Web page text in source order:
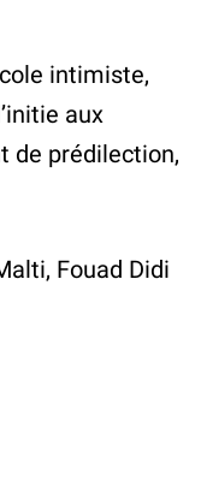
intimiste,
aux
de prédilection,
Fouad Didi